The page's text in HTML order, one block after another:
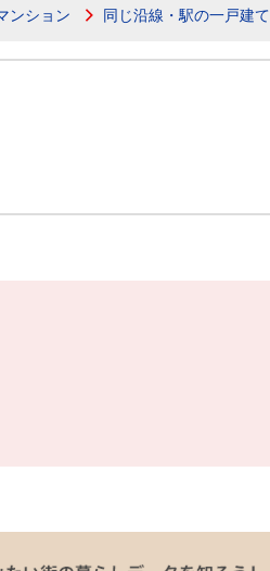
ンション 同じ沿線・駅の一戸建て